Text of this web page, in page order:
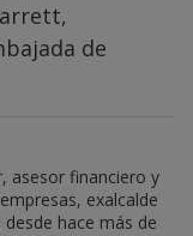
de
asesor financiero y
exalcalde
hace más de